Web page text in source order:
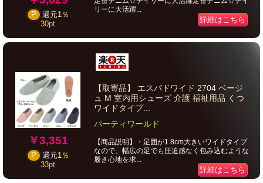
P 還元1％
30pt
リーに大活躍...
詳細はこちら
￥3,351
P 還元1％
33pt
【取寄品】 エスパドワイド 2704 ベージ
ュ M 室内用シューズ 介護 福祉用品 くつ
ワイドタイプ...
パーティワールド
【商品説明】・足囲が1.8cm大きいワイドタイプ
なので、幅広の足でも圧迫感なく包み込むような
履き心地を求...
詳細はこちら